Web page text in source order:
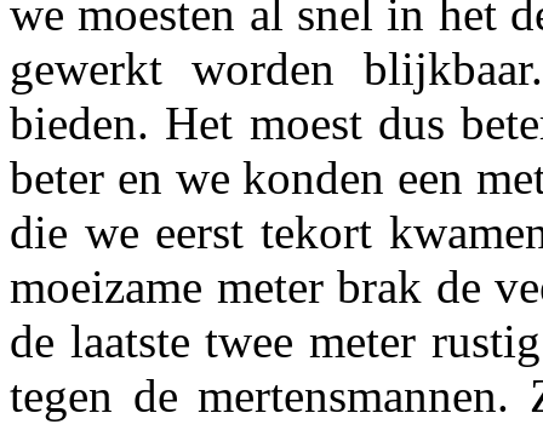
we moesten al snel in het
gewerkt worden
bieden. Het moest dus
beter en we konden een
die we eerst tekort
moeizame meter brak de
de laatste twee meter
tegen de